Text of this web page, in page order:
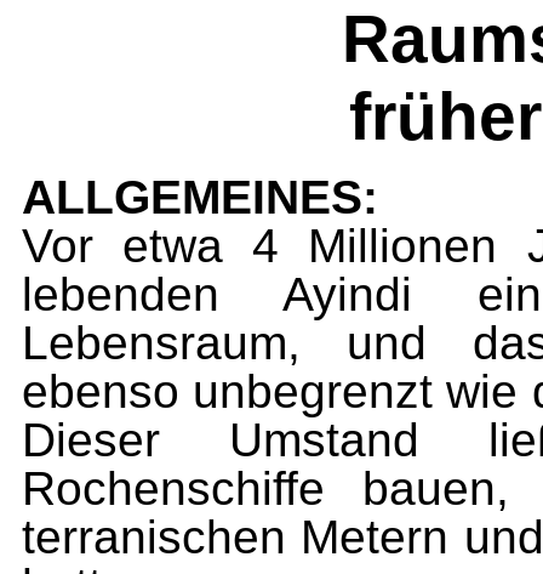
ALLGEMEINES:
Vor etwa 4 Millionen
lebenden Ayindi
Lebensraum, und
ebenso unbegrenzt wie
Dieser Umstand
Rochenschiffe
terranischen Metern